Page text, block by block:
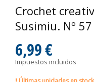
Crochet
Susimiu. Nº 57
6,99 €
Impuestos incluidos